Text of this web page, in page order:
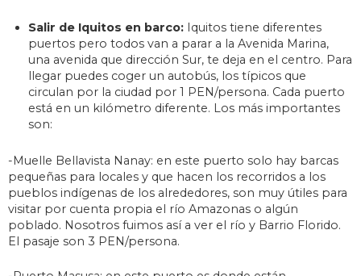
Salir de Iquitos en barco: Iquitos tiene diferentes
puertos pero todos van a parar a la Avenida Marina,
una avenida que dirección Sur, te deja en el centro. Para
llegar puedes coger un autobús, los típicos que
circulan por la ciudad por 1 PEN/persona. Cada puerto
está en un kilómetro diferente. Los más importantes
son:
-Muelle Bellavista Nanay: en este puerto solo hay barcas
pequeñas para locales y que hacen los recorridos a los
pueblos indígenas de los alrededores, son muy útiles para
visitar por cuenta propia el río Amazonas o algún
poblado. Nosotros fuimos así a ver el río y Barrio Florido.
El pasaje son 3 PEN/persona.